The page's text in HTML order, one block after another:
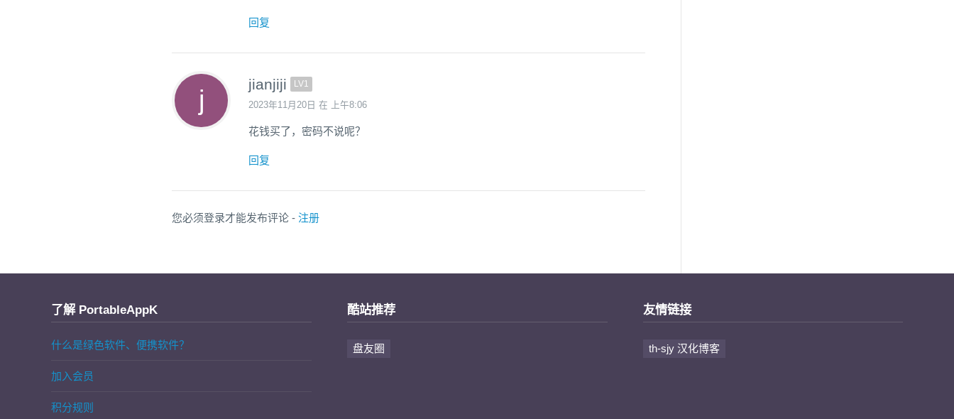
回复
jianjiji LV1
2023年11月20日 在 上午8:06
花钱买了，密码不说呢？
回复
您必须登录才能发布评论 - 注册
了解 PortableAppK
什么是绿色软件、便携软件？
加入会员
积分规则
酷站推荐
盘友圈
友情链接
th-sjy 汉化博客